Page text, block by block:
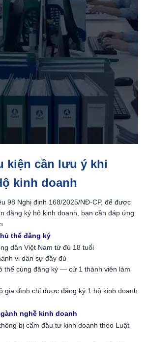
kiện cần lưu ý khi
kinh doanh
98 Nghị định 168/2025/NĐ-CP, để được
đăng ký hộ kinh doanh, bạn cần đáp ứng
thể đăng ký
dân Việt Nam từ đủ 18 tuổi
vi dân sự đầy đủ
thể cùng đăng ký — cử 1 thành viên làm
gia đình chỉ được đăng ký 1 hộ kinh doanh
nghề kinh doanh
bị cấm đầu tư kinh doanh theo Luật